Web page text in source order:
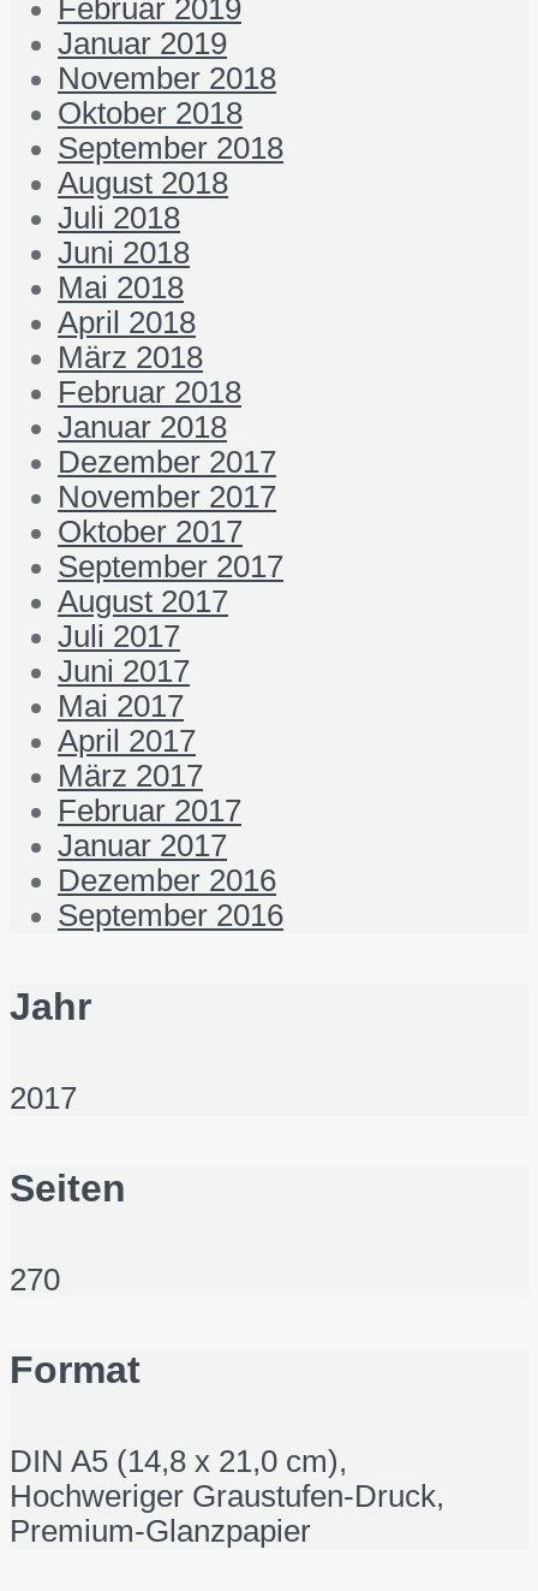
Februar 2019
Januar 2019
November 2018
Oktober 2018
September 2018
August 2018
Juli 2018
Juni 2018
Mai 2018
April 2018
März 2018
Februar 2018
Januar 2018
Dezember 2017
November 2017
Oktober 2017
September 2017
August 2017
Juli 2017
Juni 2017
Mai 2017
April 2017
März 2017
Februar 2017
Januar 2017
Dezember 2016
September 2016
Jahr
2017
Seiten
270
Format
DIN A5 (14,8 x 21,0 cm),
Hochweriger Graustufen-Druck,
Premium-Glanzpapier